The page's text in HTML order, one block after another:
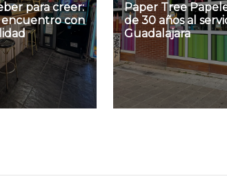
para creer:
con
Paper Tree
de 30 años al
Guadalajara